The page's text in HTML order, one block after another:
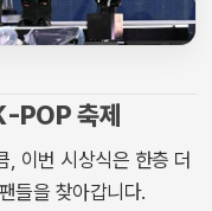
POP 축제
, 이번 시상식은 한층 더
들을 찾아갑니다.